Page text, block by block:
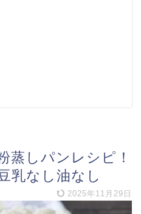
蒸しパンレシピ！
乳なし油なし
2025年11月29日